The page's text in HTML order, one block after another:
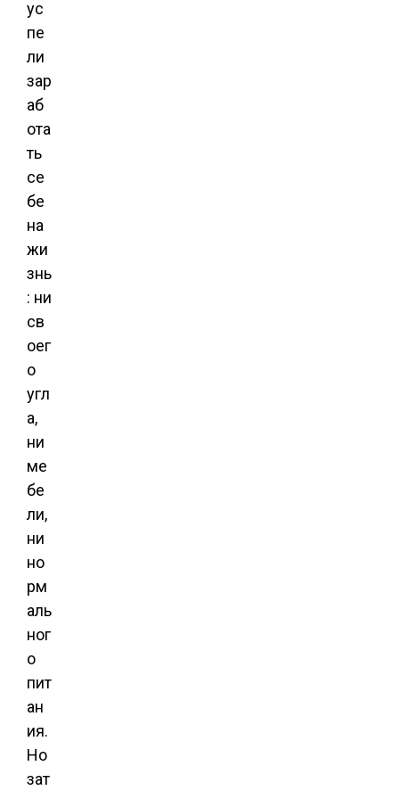
ус
пе
ли
зар
аб
ота
ть
се
бе
на
жи
знь
: ни
св
оег
о
угл
а,
ни
ме
бе
ли,
ни
но
рм
аль
ног
о
пит
ан
ия.
Но
зат